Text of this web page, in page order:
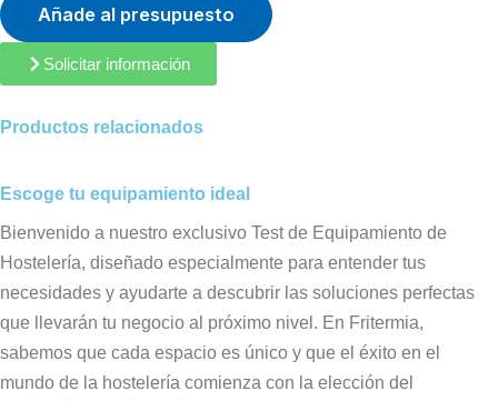
Añade al presupuesto
Solicitar información
Productos relacionados
Escoge tu equipamiento ideal
Bienvenido a nuestro exclusivo Test de Equipamiento de
Hostelería, diseñado especialmente para entender tus
necesidades y ayudarte a descubrir las soluciones perfectas
que llevarán tu negocio al próximo nivel. En Fritermia,
sabemos que cada espacio es único y que el éxito en el
mundo de la hostelería comienza con la elección del